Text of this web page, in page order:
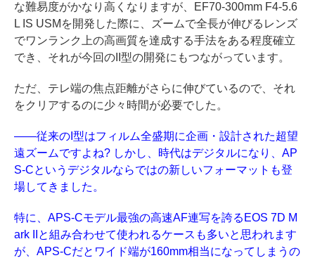
な難易度がかなり高くなりますが、EF70-300mm F4-5.6
L IS USMを開発した際に、ズームで全長が伸びるレンズ
でワンランク上の高画質を達成する手法をある程度確立
でき、それが今回のII型の開発にもつながっています。
ただ、テレ端の焦点距離がさらに伸びているので、それ
をクリアするのに少々時間が必要でした。
――従来のI型はフィルム全盛期に企画・設計された超望
遠ズームですよね? しかし、時代はデジタルになり、AP
S-Cというデジタルならではの新しいフォーマットも登
場してきました。
特に、APS-Cモデル最強の高速AF連写を誇るEOS 7D M
ark IIと組み合わせて使われるケースも多いと思われます
が、APS-Cだとワイド端が160mm相当になってしまうの